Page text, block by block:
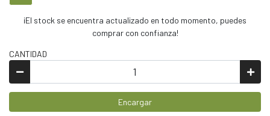
¡El stock se encuentra actualizado en todo momento, puedes
comprar con confianza!
CANTIDAD
Encargar